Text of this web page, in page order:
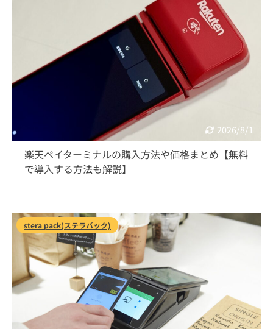
2026/8/1
楽天ペイターミナルの購入方法や価格まとめ【無料
で導入する方法も解説】
stera pack(ステラパック)